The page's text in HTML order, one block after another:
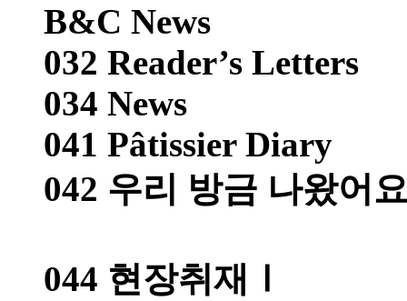
B&C News
032 Reader’s Letters
034 News
041 Pâtissier Diary
042 우리 방금 나왔어
044 현장취재Ⅰ